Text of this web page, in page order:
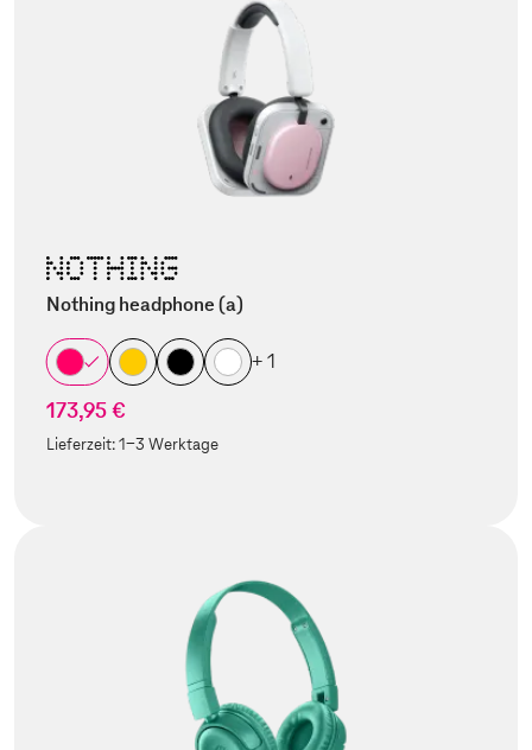
Nothing headphone (a)
+ 1
173,95 €
Lieferzeit:1-3 Werktage